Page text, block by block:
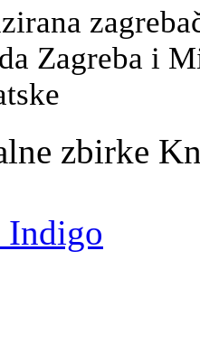
Zagreba i
zbirke
Indigo